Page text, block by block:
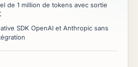
de 1 million de tokens avec sortie
SDK OpenAI et Anthropic sans